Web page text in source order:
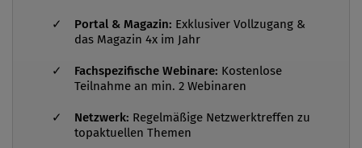
haftet die „EU-Mutter“, falls die Tochtergesellschaft
untergräbt. Die EU-Mutter muss sich folglich nach
Tochtergesellschaft zu unterbinden, welche ...
Portal & Magazin: Exklusiver Vollzugang &
das Magazin 4x im Jahr
Fachspezifische Webinare: Kostenlose
Teilnahme an min. 2 Webinaren
Netzwerk: Regelmäßige Netzwerktreffen zu
topaktuellen Themen